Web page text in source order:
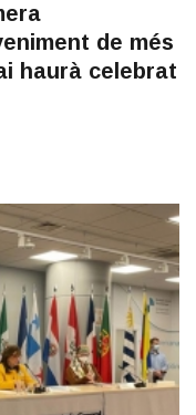
de més
haurà celebrat